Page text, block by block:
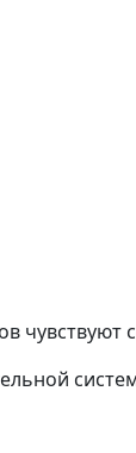
чувствуют